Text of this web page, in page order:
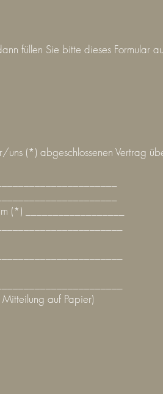
füllen Sie bitte dieses Formular
(*) abgeschlossenen Vertrag
(*) __________________
auf Papier)